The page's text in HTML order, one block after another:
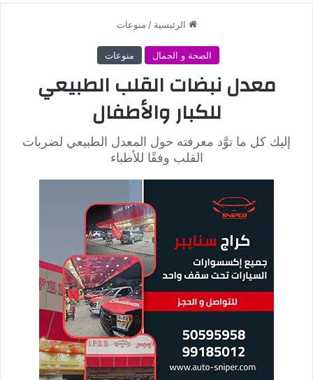
تقييد تدفق الدم إلى القلب مؤقتاً. ويمكن أن يحدث تشنج الشريان
التاجي دون الإصابة بمرض الشريان التاجي.